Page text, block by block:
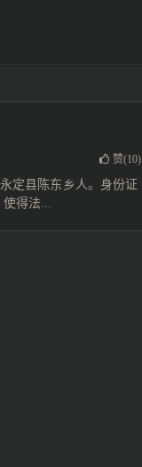
赞(10)
定县陈东乡人。身份证
使得法...